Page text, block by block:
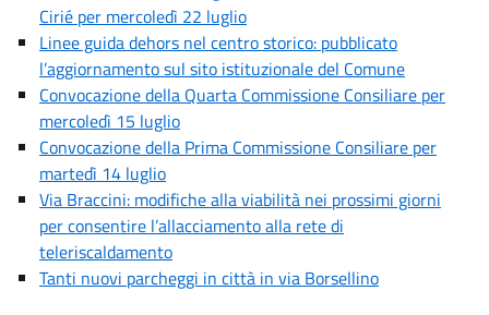
Cirié per mercoledì 22 luglio
Linee guida dehors nel centro storico: pubblicato
l’aggiornamento sul sito istituzionale del Comune
Convocazione della Quarta Commissione Consiliare per
mercoledì 15 luglio
Convocazione della Prima Commissione Consiliare per
martedì 14 luglio
Via Braccini: modifiche alla viabilità nei prossimi giorni
per consentire l’allacciamento alla rete di
teleriscaldamento
Tanti nuovi parcheggi in città in via Borsellino